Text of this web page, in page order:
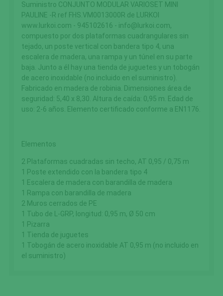
Suministro CONJUNTO MODULAR VARIOSET MINI
PAULINE -R ref FHS.VM0013000R de LURKOI
www.lurkoi.com - 945102616 - info@lurkoi.com,
compuesto por dos plataformas cuadrangulares sin
tejado, un poste vertical con bandera tipo 4, una
escalera de madera, una rampa y un túnel en su parte
baja. Junto a él hay una tienda de juguetes y un tobogán
de acero inoxidable (no incluido en el suministro).
Fabricado en madera de robinia. Dimensiones área de
seguridad: 5,40 x 8,30. Altura de caída: 0,95 m. Edad de
uso: 2-6 años. Elemento certificado conforme a EN1176.
Elementos
2 Plataformas cuadradas sin techo, AT 0,95 / 0,75 m
1 Poste extendido con la bandera tipo 4
1
Escalera de madera con barandilla de madera
1
Rampa con barandilla de madera
2 Muros cerrados de PE
1 Tubo de L-GRP, longitud: 0,95 m, Ø 50 cm
1
Pizarra
1 Tienda de juguetes
1 Tobogán de acero inoxidable AT 0,95 m (no incluido en
el suministro)